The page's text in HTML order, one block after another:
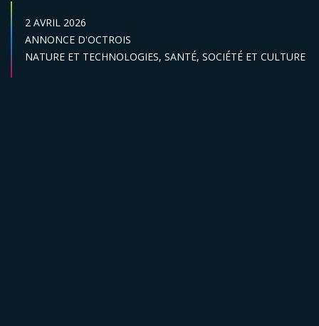
DATE DE PUBLICATION :
2 AVRIL 2026
Catégories :
ANNONCE D'OCTROIS
Secteur :
NATURE ET TECHNOLOGIES, SANTÉ, SOCIÉTÉ ET CULTURE